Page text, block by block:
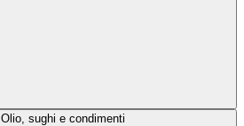
Olio, sughi e condimenti